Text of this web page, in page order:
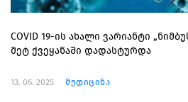
COVID 19-ის ახალი ვარიანტი
მეტ ქვეყანაში დადასტურდა
13. 06. 2025 მედიცინა